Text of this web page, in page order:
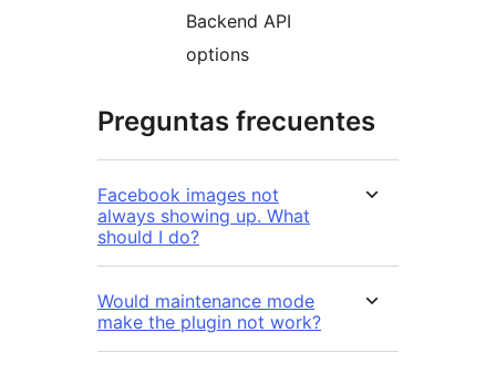
Backend API
options
Preguntas frecuentes
Facebook images not
always showing up. What
should I do?
Would maintenance mode
make the plugin not work?